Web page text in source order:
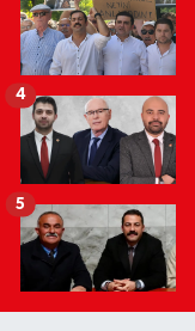
4
5